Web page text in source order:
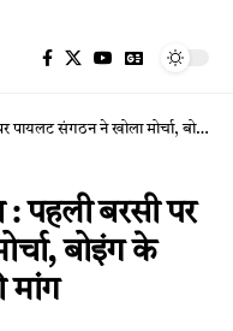
मोर्चा, बोइंग के खिलाफ न्यायिक जांच की मांग
: पहली बरसी पर
बोइंग के
मांग